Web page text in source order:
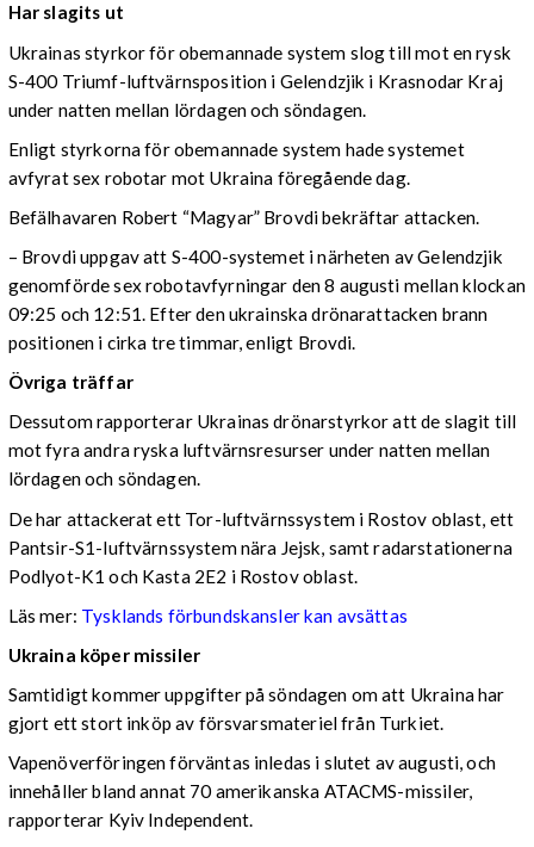
Har slagits ut
Ukrainas styrkor för obemannade system slog till mot en rysk
S-400 Triumf-luftvärnsposition i Gelendzjik i Krasnodar Kraj
under natten mellan lördagen och söndagen.
Enligt styrkorna för obemannade system hade systemet
avfyrat sex robotar mot Ukraina föregående dag.
Befälhavaren Robert “Magyar” Brovdi bekräftar attacken.
– Brovdi uppgav att S-400-systemet i närheten av Gelendzjik
genomförde sex robotavfyrningar den 8 augusti mellan klockan
09:25 och 12:51. Efter den ukrainska drönarattacken brann
positionen i cirka tre timmar, enligt Brovdi.
Övriga träffar
Dessutom rapporterar Ukrainas drönarstyrkor att de slagit till
mot fyra andra ryska luftvärnsresurser under natten mellan
lördagen och söndagen.
De har attackerat ett Tor-luftvärnssystem i Rostov oblast, ett
Pantsir-S1-luftvärnssystem nära Jejsk, samt radarstationerna
Podlyot-K1 och Kasta 2E2 i Rostov oblast.
Läs mer: Tysklands förbundskansler kan avsättas
Ukraina köper missiler
Samtidigt kommer uppgifter på söndagen om att Ukraina har
gjort ett stort inköp av försvarsmateriel från Turkiet.
Vapenöverföringen förväntas inledas i slutet av augusti, och
innehåller bland annat 70 amerikanska ATACMS-missiler,
rapporterar Kyiv Independent.